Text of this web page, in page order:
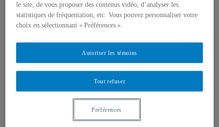
Événements à venir
Archives et bilans
Colloque international CRISES
Vidéos et baladodiffusions
le site, de vous proposer des contenus vidéo, d’analyser les
statistiques de fréquentation, etc. Vous pouvez personnaliser votre
choix en sélectionnant « Préférences ».
Tout refuser
Autoriser les témoins
Préférences